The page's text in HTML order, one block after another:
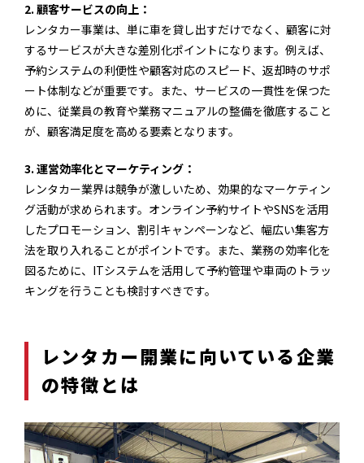
2. 顧客サービスの向上：
レンタカー事業は、単に車を貸し出すだけでなく、顧客に対
するサービスが大きな差別化ポイントになります。例えば、
予約システムの利便性や顧客対応のスピード、返却時のサポ
ート体制などが重要です。また、サービスの一貫性を保つた
めに、従業員の教育や業務マニュアルの整備を徹底すること
が、顧客満足度を高める要素となります。
3. 運営効率化とマーケティング：
レンタカー業界は競争が激しいため、効果的なマーケティン
グ活動が求められます。オンライン予約サイトやSNSを活用
したプロモーション、割引キャンペーンなど、幅広い集客方
法を取り入れることがポイントです。また、業務の効率化を
図るために、ITシステムを活用して予約管理や車両のトラッ
キングを行うことも検討すべきです。
レンタカー開業に向いている企業
の特徴とは